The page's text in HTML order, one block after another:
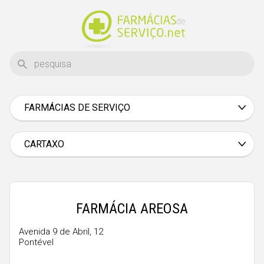
FARMÁCIAS DE SERVIÇO
Braga
Bragança
Castelo Branco
Évora
CARTAXO
FARMÁCIA AREOSA
Avenida 9 de Abril, 12
Pontével